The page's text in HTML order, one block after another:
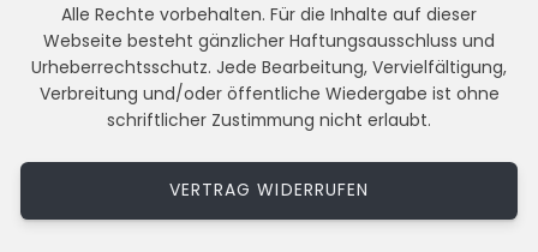
Alle Rechte vorbehalten. Für die Inhalte auf dieser
Webseite besteht gänzlicher Haftungsausschluss und
Urheberrechtsschutz. Jede Bearbeitung, Vervielfältigung,
Verbreitung und/oder öffentliche Wiedergabe ist ohne
schriftlicher Zustimmung nicht erlaubt.
VERTRAG WIDERRUFEN